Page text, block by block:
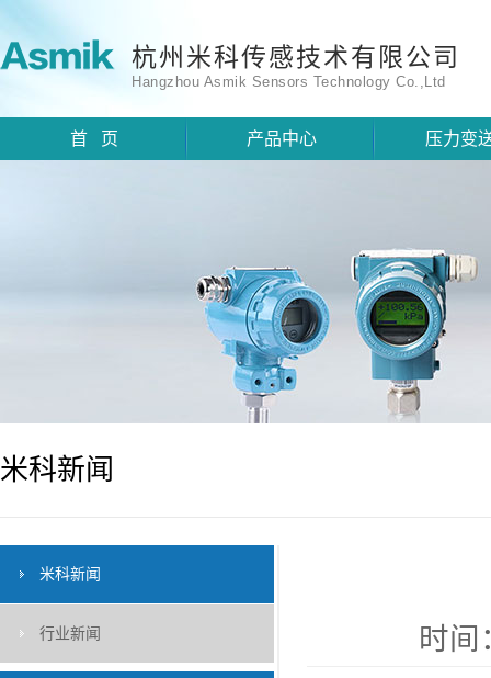
杭州米科传感技术有限公司
Hangzhou Asmik Sensors Technology Co.,Ltd
首 页 产品中心 压力变
米科新闻
米科新闻
行业新闻 时间